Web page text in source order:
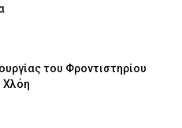
του Φροντιστηρίου
Χλόη